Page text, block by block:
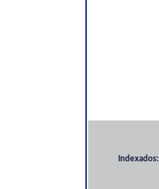
Indexados: